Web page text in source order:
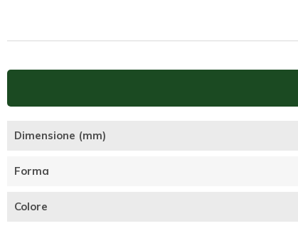
Dimensione (mm)
Forma
Colore